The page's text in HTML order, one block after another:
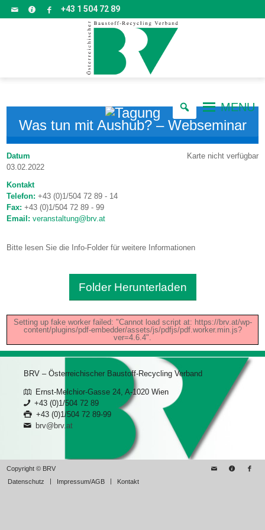
+43 1 504 72 89
MENU
Was tun mit Aushub? – Webseminar
Karte nicht verfügbar
Datum
03.02.2022
Kontakt
Telefon:+43 (0)1/504 72 89 - 14
Fax:+43 (0)1/504 72 89 - 99
Email: veranstaltung@brv.at
Bitte lesen Sie die Info-Folder für weitere Informationen
Folder Herunterladen
Setting up fake worker failed: "Cannot load script at: https://brv.at/wp-
content/plugins/pdf-embedder/assets/js/pdfjs/pdf.worker.min.js?
ver=4.6.4".
BRV – Österreichischer Baustoff-Recycling Verband
Ernst-Melchior-Gasse 24, A-1020 Wien
+43 (0)1/504 72 89
+43 (0)1/504 72 89-99
brv@brv.at
Copyright © BRV
Datenschutz
Impressum/AGB Kontakt